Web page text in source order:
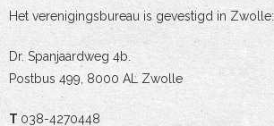
Het verenigingsbureau is gevestigd in Zwolle:
Dr. Spanjaardweg 4b.
Postbus 499, 8000 AL Zwolle
T 038-4270448